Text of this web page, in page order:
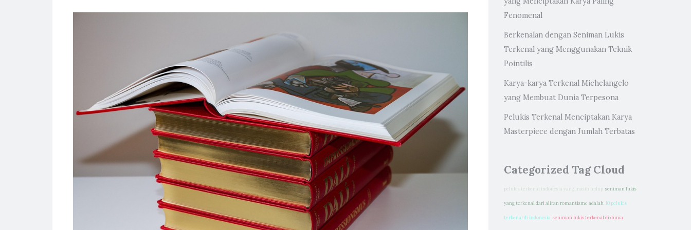
Fenomenal
Berkenalan dengan Seniman Lukis
Terkenal yang Menggunakan Teknik
Pointilis
Karya-karya Terkenal Michelangelo
yang Membuat Dunia Terpesona
Pelukis Terkenal Menciptakan Karya
Masterpiece dengan Jumlah Terbatas
Categorized Tag Cloud
pelukis terkenal indonesia yang masih hidup seniman lukis
yang terkenal dari aliran romantisme adalah 10 pelukis
terkenal di indonesia seniman lukis terkenal di dunia